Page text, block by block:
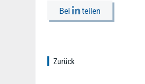
Bei teilen
Zurück